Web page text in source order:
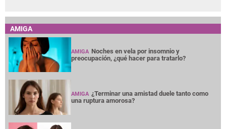
AMIGA
AMIGA Noches en vela por insomnio y
preocupación, ¿qué hacer para tratarlo?
AMIGA ¿Terminar una amistad duele tanto como
una ruptura amorosa?